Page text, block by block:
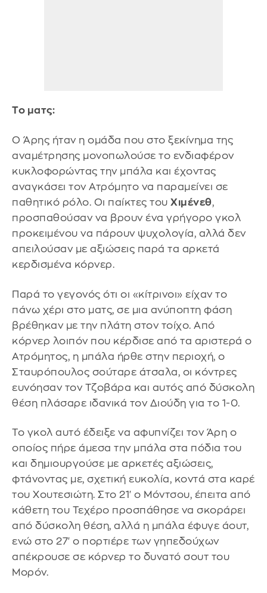
Το ματς:
Ο Άρης ήταν η ομάδα που στο ξεκίνημα της
αναμέτρησης μονοπωλούσε το ενδιαφέρον
κυκλοφορώντας την μπάλα και έχοντας
αναγκάσει τον Ατρόμητο να παραμείνει σε
παθητικό ρόλο. Οι παίκτες του Χιμένεθ,
προσπαθούσαν να βρουν ένα γρήγορο γκολ
προκειμένου να πάρουν ψυχολογία, αλλά δεν
απειλούσαν με αξιώσεις παρά τα αρκετά
κερδισμένα κόρνερ.
Παρά το γεγονός ότι οι «κίτρινοι» είχαν το
πάνω χέρι στο ματς, σε μια ανύποπτη φάση
βρέθηκαν με την πλάτη στον τοίχο. Από
κόρνερ λοιπόν που κέρδισε από τα αριστερά ο
Ατρόμητος, η μπάλα ήρθε στην περιοχή, ο
Σταυρόπουλος σούταρε άτσαλα, οι κόντρες
ευνόησαν τον Τζοβάρα και αυτός από δύσκολη
θέση πλάσαρε ιδανικά τον Διούδη για το 1-0.
Το γκολ αυτό έδειξε να αφυπνίζει τον Άρη ο
οποίος πήρε άμεσα την μπάλα στα πόδια του
και δημιουργούσε με αρκετές αξιώσεις,
φτάνοντας με, σχετική ευκολία, κοντά στα καρέ
του Χουτεσιώτη. Στο 21' ο Μόντσου, έπειτα από
κάθετη του Τεχέρο προσπάθησε να σκοράρει
από δύσκολη θέση, αλλά η μπάλα έφυγε άουτ,
ενώ στο 27' ο πορτιέρε των γηπεδούχων
απέκρουσε σε κόρνερ το δυνατό σουτ του
Μορόν.